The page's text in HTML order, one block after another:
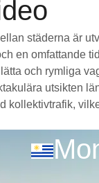
städerna är
en omfattande
och rymliga
utsikten